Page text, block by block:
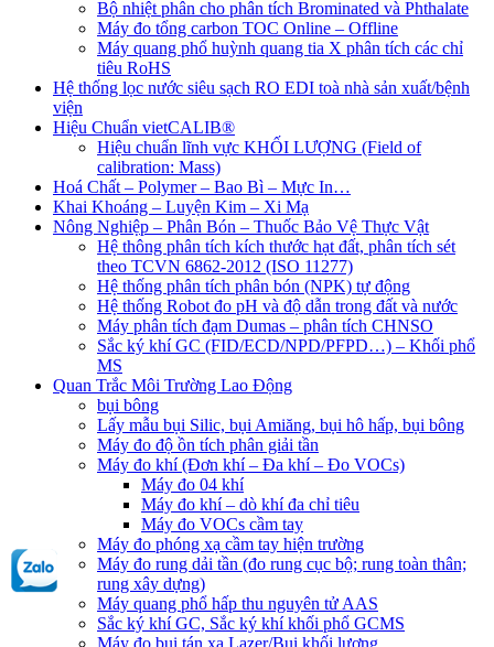
Bộ nhiệt phân cho phân tích Brominated và Phthalate
Máy đo tổng carbon TOC Online – Offline
Máy quang phổ huỳnh quang tia X phân tích các chỉ
tiêu RoHS
Hệ thống lọc nước siêu sạch RO EDI​​ toà nhà sản xuất/bệnh
viện
Hiệu Chuẩn vietCALIB®
Hiệu chuẩn lĩnh vực KHỐI LƯỢNG (Field of
calibration: Mass)
Hoá Chất – Polymer – Bao Bì – Mực In…
Khai Khoáng – Luyện Kim – Xi Mạ
Nông Nghiệp – Phân Bón – Thuốc Bảo Vệ Thực Vật
Hệ thông phân tích kích thước hạt đất, phân tích sét
theo TCVN 6862-2012 (ISO 11277)
Hệ thống phân tích phân bón (NPK) tự động
Hệ thống Robot đo pH và độ dẫn trong đất và nước
Máy phân tích đạm Dumas – phân tích CHNSO
Sắc ký khí GC (FID/ECD/NPD/PFPD…) – Khối phổ
MS
Quan Trắc Môi Trường Lao Động
bụi bông
Lấy mẫu bụi Silic, bụi Amiăng, bụi hô hấp, bụi bông
Máy đo độ ồn tích phân giải tần
Máy đo khí (Đơn khí – Đa khí – Đo VOCs)
Máy đo 04 khí
Máy đo khí – dò khí đa chỉ tiêu
Máy đo VOCs cầm tay
Máy đo phóng xạ cầm tay hiện trường
Máy đo rung dải tần (đo rung cục bộ; rung toàn thân;
rung xây dựng)
Máy quang phổ hấp thu nguyên tử AAS
Sắc ký khí GC, Sắc ký khí khối phổ GCMS
Máy đo bụi tán xạ Lazer/Bụi khối lượng